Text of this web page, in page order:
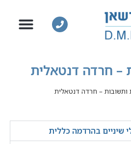
– חרדה דנטאלית
ותשובות – חרדה דנטאלית
שיניים בהרדמה כללית